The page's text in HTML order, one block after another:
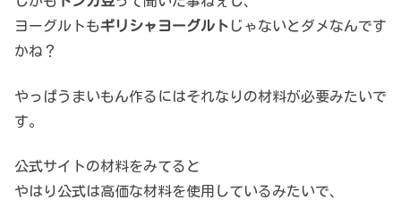
ヨーグルトもギリシャヨーグルト じゃないとダメなんです
かね？
やっぱうまいもん作るにはそれなりの材料が必要みたいで
す。
公式サイトの材料をみてると
やはり公式は高価な材料を使用しているみたいで、